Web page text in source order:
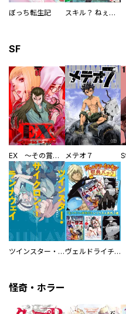
ぼっち転生記 スキル？ ねぇよそんなもん！ ～不遇者たちの才能開花～ コミック版（分冊版）
SF
EX ～その賞金稼ぎは、世界の出口を探す～【単行本版】 メテオ７
ツインスター・サイクロン・ランナウェイ ヴェルドライチオシ聖典パック 『転スラ』ミニ画集付き シリウス人気作３選
怪奇・ホラー